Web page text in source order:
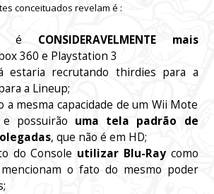
conceituados revelam é :
é CONSIDERAVELMENTE mais
360 e Playstation 3
estaria recrutando thirdies para a
a Lineup;
a mesma capacidade de um Wii Mote
possuirão uma tela padrão de
, que não é em HD;
do Console utilizar Blu-Raycomo
o fato do mesmo poder